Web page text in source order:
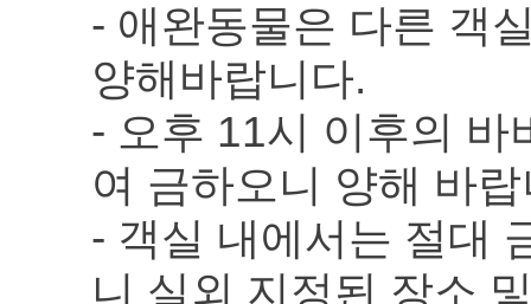
- 애완동물은 다른 객
양해바랍니다.
- 오후 11시 이후의 바
여 금하오니 양해 바
- 객실 내에서는 절대
니 실외 지정된 장소